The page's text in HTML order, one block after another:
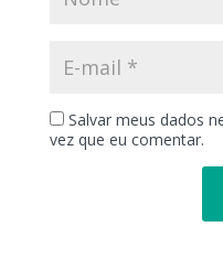
Salvar meus dados
vez que eu comentar.